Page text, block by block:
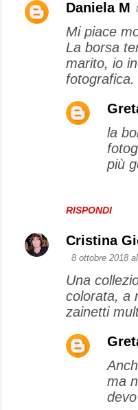
Daniela M
Mi piace
La borsa
marito, io
fotografica.
RISPONDI
la
più
Cristina
8 ottobre 2018
Una
colorata, a
zainetti
ma